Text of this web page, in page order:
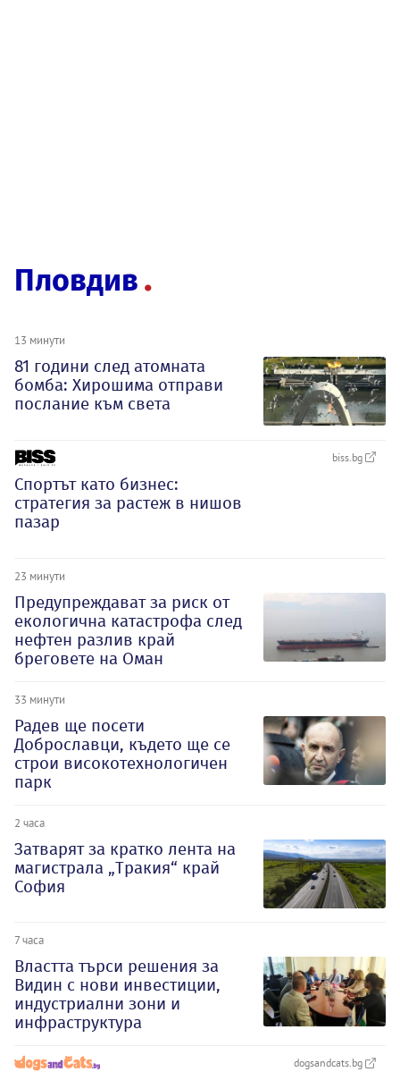
Пловдив
13 минути
81 години след атомната
бомба: Хирошима отправи
послание към света
biss.bg
Спортът като бизнес:
стратегия за растеж в нишов
пазар
23 минути
Предупреждават за риск от
екологична катастрофа след
нефтен разлив край
бреговете на Оман
33 минути
Радев ще посети
Доброславци, където ще се
строи високотехнологичен
парк
2 часа
Затварят за кратко лента на
магистрала „Тракия“ край
София
7 часа
Властта търси решения за
Видин с нови инвестиции,
индустриални зони и
инфраструктура
dogsandcats.bg